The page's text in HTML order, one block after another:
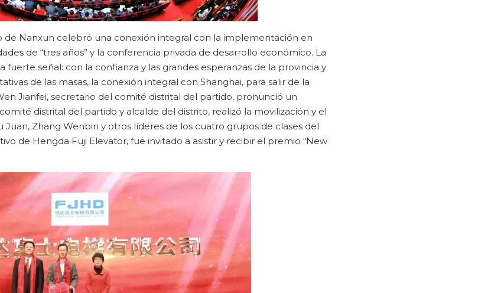
de Nanxun celebró una conexión integral con la implementación en
de “tres años” y la conferencia privada de desarrollo económico. La
fuerte señal: con la confianza y las grandes esperanzas de la provincia y
de las masas, la conexión integral con Shanghai, para salir de la
Jianfei, secretario del comité distrital del partido, pronunció un
distrital del partido y alcalde del distrito, realizó la movilización y el
Juan, Zhang Wenbin y otros líderes de los cuatro grupos de clases del
de Hengda Fuji Elevator, fue invitado a asistir y recibir el premio “New